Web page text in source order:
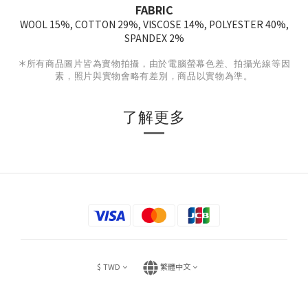
FABRIC
WOOL 15%, COTTON 29%, VISCOSE 14%, POLYESTER 40%,
SPANDEX 2%
＊所有商品圖片皆為實物拍攝，由於電腦螢幕色差、拍攝光線等因
素，照片與實物會略有差別，商品以實物為準。
了解更多
$ TWD 繁體中文